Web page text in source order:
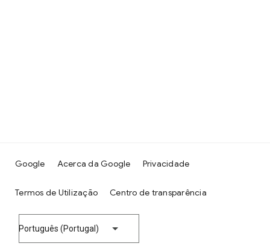
Google Acerca da Google Privacidade
Termos de Utilização Centro de transparência
Português (Portugal)